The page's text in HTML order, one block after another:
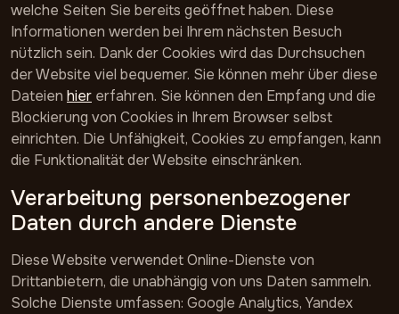
welche Seiten Sie bereits geöffnet haben. Diese
Informationen werden bei Ihrem nächsten Besuch
nützlich sein. Dank der Cookies wird das Durchsuchen
der Website viel bequemer. Sie können mehr über diese
Dateien hier erfahren. Sie können den Empfang und die
Blockierung von Cookies in Ihrem Browser selbst
einrichten. Die Unfähigkeit, Cookies zu empfangen, kann
die Funktionalität der Website einschränken.
Verarbeitung personenbezogener
Daten durch andere Dienste
Diese Website verwendet Online-Dienste von
Drittanbietern, die unabhängig von uns Daten sammeln.
Solche Dienste umfassen: Google Analytics, Yandex